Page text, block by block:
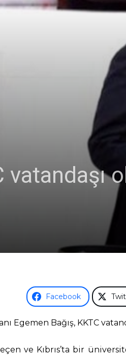
vatandaşı
Facebook
Egemen Bağış, KKTC
ve Kıbrıs’ta bir